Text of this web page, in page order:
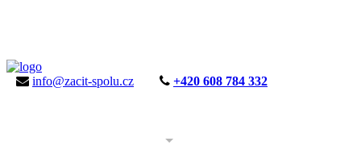
info@zacit-spolu.cz +420 608 784 332
GALERIE